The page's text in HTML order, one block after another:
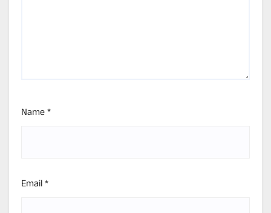
Name*
Email*